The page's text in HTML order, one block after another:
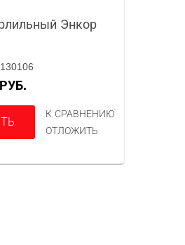
Энкор
РУБ.
К СРАВНЕНИЮ
ОТЛОЖИТЬ